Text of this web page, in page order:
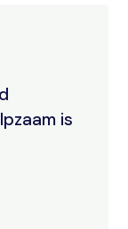
is